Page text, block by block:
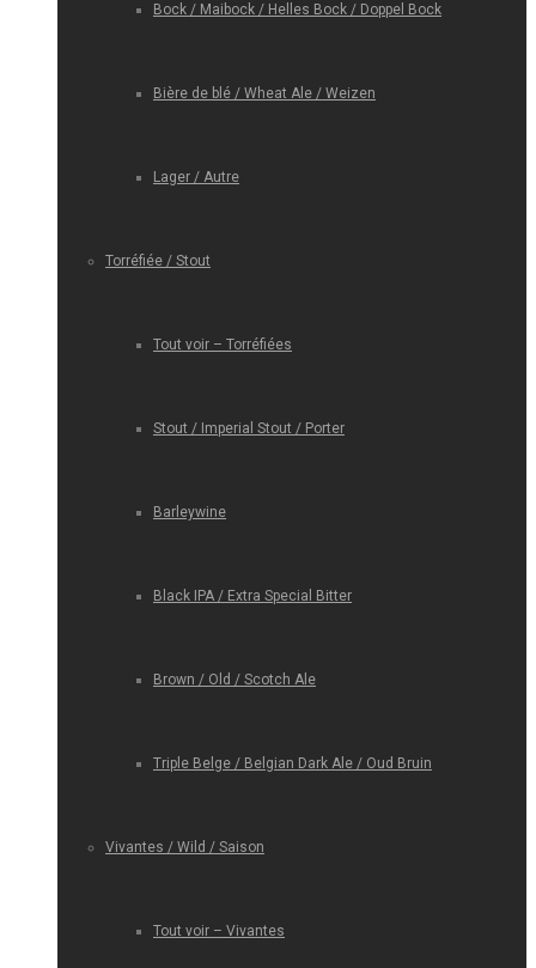
Bock / Maibock / Helles Bock / Doppel Bock
Bière de blé / Wheat Ale / Weizen
Lager / Autre
Torréfiée / Stout
Tout voir – Torréfiées
Stout / Imperial Stout / Porter
Barleywine
Black IPA / Extra Special Bitter
Brown / Old / Scotch Ale
Triple Belge / Belgian Dark Ale / Oud Bruin
Vivantes / Wild / Saison
Tout voir – Vivantes